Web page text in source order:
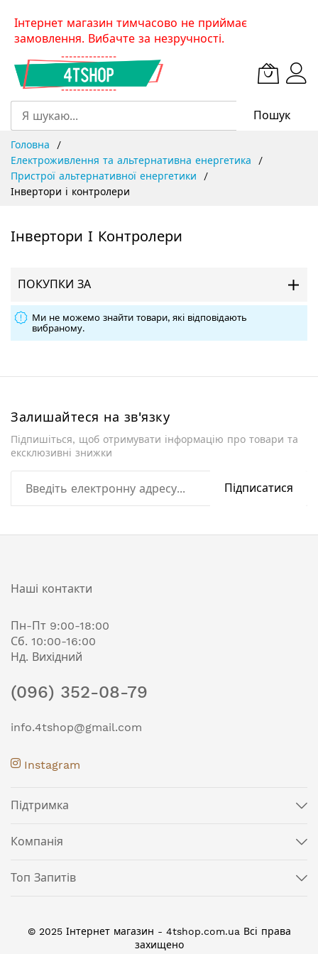
SkipІнтернет магазин тимчасово не приймає
замовлення. Вибачте за незручності.
Пошук
Головна
Електроживлення та альтернативна енергетика
Пристрої альтернативної енергетики
Інвертори і контролери
Інвертори І Контролери
ПОКУПКИ ЗА
Ми не можемо знайти товари, які відповідають
вибраному.
Залишайтеся на зв'язку
Підпишіться, щоб отримувати інформацію про товари та
ексклюзивні знижки
Підписатися
Наші контакти
Пн-Пт 9:00-18:00
Сб. 10:00-16:00
Нд. Вихідний
(096) 352-08-79
info.4tshop@gmail.com
Instagram
Підтримка
Компанія
Топ Запитів
© 2025 Інтернет магазин - 4tshop.com.ua Всі права
захищено